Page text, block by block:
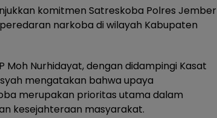
komitmen Satreskoba Polres Jember
narkoba di wilayah Kabupaten
Moh Nurhidayat, dengan didampingi Kasat
mengatakan bahwa upaya
merupakan prioritas utama dalam
kesejahteraan masyarakat.